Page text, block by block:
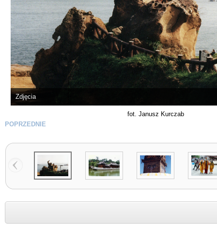
Zdjęcia
fot. Janusz Kurczab
POPRZEDNIE